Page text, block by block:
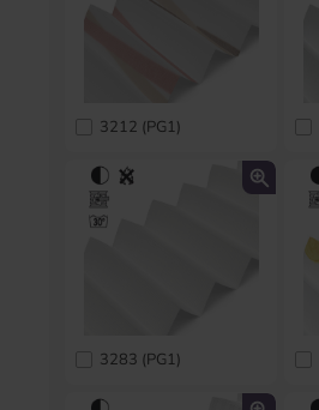
3212 (PG1)
3283 (PG1)